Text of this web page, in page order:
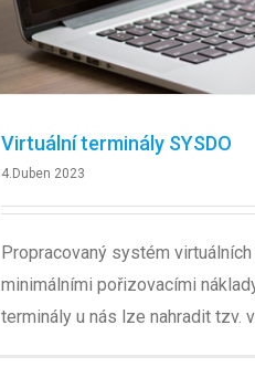
Virtuální terminály SYSDO
4.Duben 2023
Propracovaný systém
minimálními pořizovacími
terminály u nás lze nahradit tzv.